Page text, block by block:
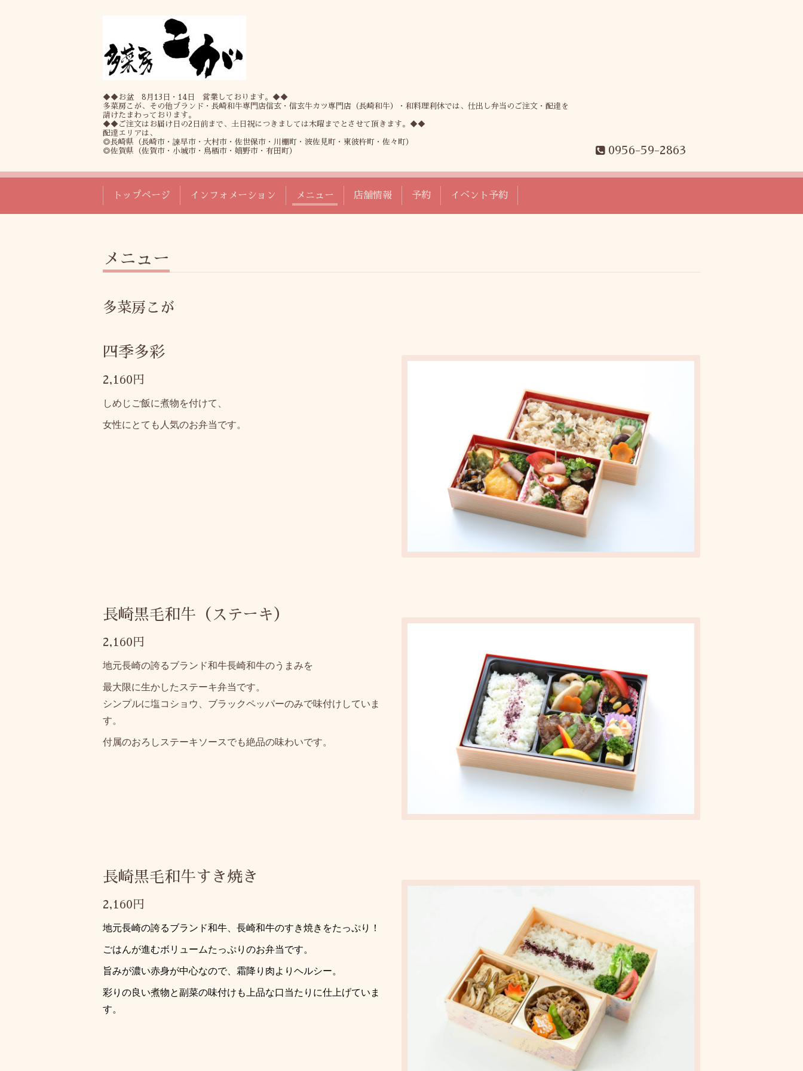
◆◆お盆 8月13日・14日 営業しております。◆◆
多菜房こが、その他ブランド・長崎和牛専門店信玄・信玄牛カツ専門店（長崎和牛）・和料理利休では、仕出し弁当のご注文・配達を
請けたまわっております。
◆◆ご注文はお届け日の2日前まで、土日祝につきましては木曜までとさせて頂きます。◆◆
配達エリアは、
◎長崎県（長崎市・諫早市・大村市・佐世保市・川棚町・波佐見町・東彼杵町・佐々町）
◎佐賀県（佐賀市・小城市・鳥栖市・嬉野市・有田町）
0956-59-2863
トップページ インフォメーション メニュー 店舗情報 予約 イベント予約
メニュー
多菜房こが
四季多彩
2,160円
しめじご飯に煮物を付けて、
女性にとても人気のお弁当です。
長崎黒毛和牛（ステーキ）
2,160円
地元長崎の誇るブランド和牛長崎和牛のうまみを
最大限に生かしたステーキ弁当です。
シンプルに塩コショウ、ブラックペッパーのみで味付けしていま
す。
付属のおろし ステーキソースでも絶品の味わいです。
長崎黒毛和牛すき焼き
2,160円
地元長崎の誇るブランド和牛 長崎和牛のすき焼きをたっぷり！
ごはんが進むボリュームたっぷりのお弁当です。
旨みが濃い赤身が中心なので、霜降り肉よりヘルシー。
彩りの良い煮物と副菜の味付けも上品な口当たりに仕上げていま
す。